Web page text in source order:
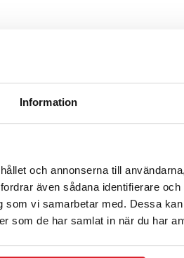
Information
och annonserna till
även sådana identifierare
vi samarbetar med. Dessa
som de har samlat in när du har
lång livslängd.